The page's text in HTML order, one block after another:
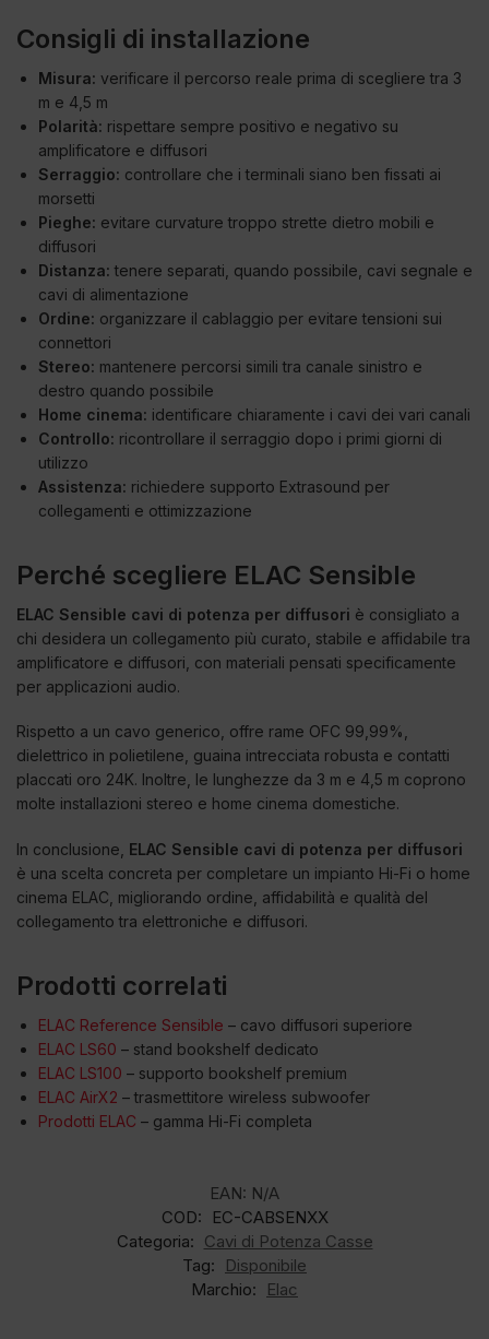
Consigli di installazione
Misura: verificare il percorso reale prima di scegliere tra 3
m e 4,5 m
Polarità: rispettare sempre positivo e negativo su
amplificatore e diffusori
Serraggio: controllare che i terminali siano ben fissati ai
morsetti
Pieghe: evitare curvature troppo strette dietro mobili e
diffusori
Distanza: tenere separati, quando possibile, cavi segnale e
cavi di alimentazione
Ordine: organizzare il cablaggio per evitare tensioni sui
connettori
Stereo: mantenere percorsi simili tra canale sinistro e
destro quando possibile
Home cinema: identificare chiaramente i cavi dei vari canali
Controllo: ricontrollare il serraggio dopo i primi giorni di
utilizzo
Assistenza: richiedere supporto Extrasound per
collegamenti e ottimizzazione
Perché scegliere ELAC Sensible
ELAC Sensible cavi di potenza per diffusori è consigliato a
chi desidera un collegamento più curato, stabile e affidabile tra
amplificatore e diffusori, con materiali pensati specificamente
per applicazioni audio.
Rispetto a un cavo generico, offre rame OFC 99,99%,
dielettrico in polietilene, guaina intrecciata robusta e contatti
placcati oro 24K. Inoltre, le lunghezze da 3 m e 4,5 m coprono
molte installazioni stereo e home cinema domestiche.
In conclusione, ELAC Sensible cavi di potenza per diffusori
è una scelta concreta per completare un impianto Hi-Fi o home
cinema ELAC, migliorando ordine, affidabilità e qualità del
collegamento tra elettroniche e diffusori.
Prodotti correlati
ELAC Reference Sensible – cavo diffusori superiore
ELAC LS60 – stand bookshelf dedicato
ELAC LS100 – supporto bookshelf premium
ELAC AirX2 – trasmettitore wireless subwoofer
Prodotti ELAC – gamma Hi-Fi completa
EAN: N/A
COD:
EC-CABSENXX
Categoria: Cavi di Potenza Casse
Tag:
Disponibile
Marchio:
Elac